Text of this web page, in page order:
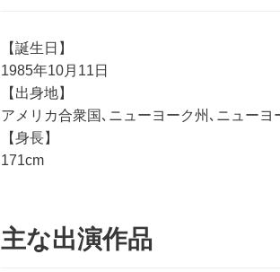
【誕生日】
1985年10月11日
【出身地】
アメリカ合衆国､ニューヨーク州､ニューヨ
【身長】
171cm
主な出演作品